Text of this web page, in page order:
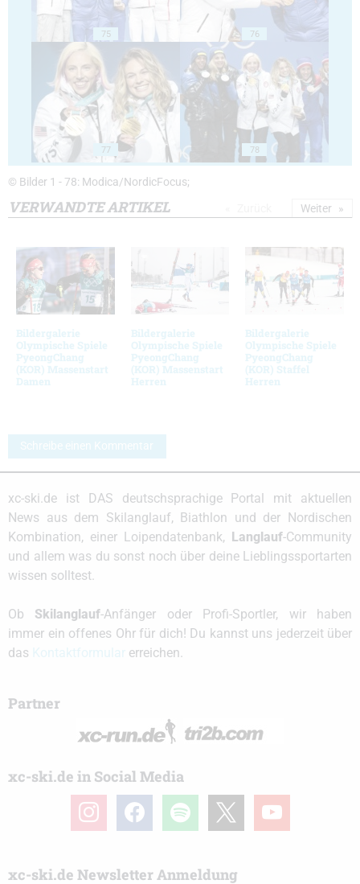
75 76
77 78
© Bilder 1 - 78: Modica/NordicFocus;
VERWANDTE ARTIKEL
Bildergalerie
Olympische Spiele
PyeongChang
(KOR) Massenstart
Damen
Bildergalerie
Olympische Spiele
PyeongChang
(KOR) Massenstart
Herren
Bildergalerie
Olympische Spiele
PyeongChang
(KOR) Staffel
Herren
Weiter
Schreibe einen Kommentar
xc-ski.de ist DAS deutschsprachige Portal mit aktuellen
News aus dem Skilanglauf, Biathlon und der Nordischen
Kombination, einer Loipendatenbank,
Langlauf-Community
und allem was du sonst noch über deine Lieblingssportarten
wissen solltest.
Ob Skilanglauf-Anfänger oder Profi-Sportler, wir haben
immer ein offenes Ohr für dich! Du kannst uns jederzeit über
das
erreichen.
Partner
xc-ski.de in Social Media
instagramfacebook spotify youtube
xc-ski.de Newsletter Anmeldung